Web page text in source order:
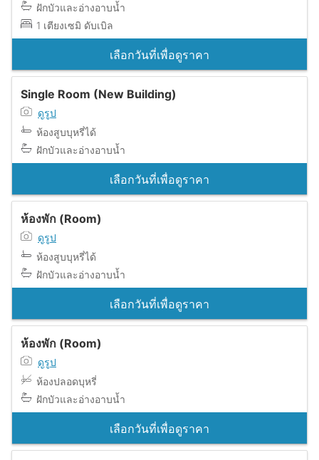
ฝักบัวและอ่างอาบน้ำ
1 เตียงเซมิ ดับเบิล
เลือกวันที่เพื่อดูราคา
Single Room (New Building)
ดูรูป
ห้องสูบบุหรี่ได้
ฝักบัวและอ่างอาบน้ำ
เลือกวันที่เพื่อดูราคา
ห้องพัก (Room)
ดูรูป
ห้องสูบบุหรี่ได้
ฝักบัวและอ่างอาบน้ำ
เลือกวันที่เพื่อดูราคา
ห้องพัก (Room)
ดูรูป
ห้องปลอดบุหรี่
ฝักบัวและอ่างอาบน้ำ
เลือกวันที่เพื่อดูราคา